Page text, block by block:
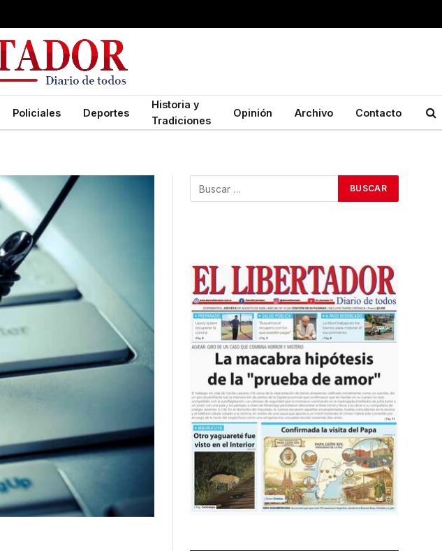
Policiales Deportes
Historia y
Tradiciones
Opinión Archivo Contacto